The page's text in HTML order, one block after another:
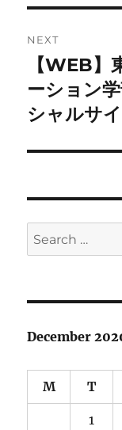
NEXT
Next
post:
【WEB】
ーション
シャルサ
Search
for:
December
M T
1